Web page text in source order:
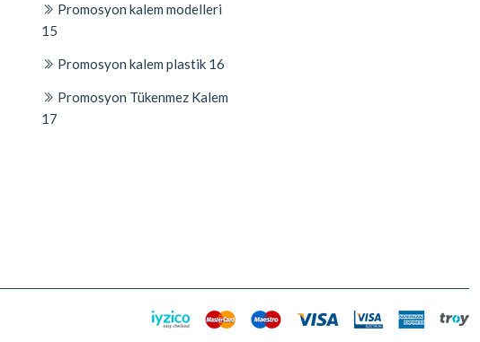
Promosyon kalem modelleri
15
Promosyon kalem plastik 16
Promosyon Tükenmez Kalem
17